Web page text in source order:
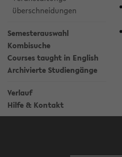
überschneidungen
Semesterauswahl
Kombisuche
Courses taught in English
Archivierte Studiengänge
Verlauf
Hilfe & Kontakt